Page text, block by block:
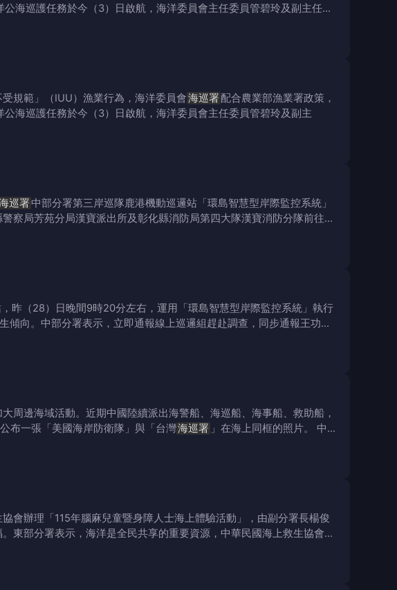
海巡護任務於今（3）日啟航，海洋委員會主任委員管碧玲及副主任委
規範」（IUU）漁業行為，海洋委員會海巡署配合農業部漁業署政策，
海巡護任務於今（3）日啟航，海洋委員會主任委員管碧玲及副主
巡署中部分署第三岸巡隊鹿港機動巡邏站「環島智慧型岸際監控系統」
察局芳苑分局漢寶派出所及彰化縣消防局第四大隊漢寶消防分隊前往尋
昨（28）日晚間9時20分左右，運用「環島智慧型岸際監控系統」執行
向。中部分署表示，立即通報線上巡邏組趕赴調查，同步通報王功安
周邊海域活動。近期中國陸續派出海警船、海巡船、海事船、救助船，
布一張「美國海岸防衛隊」與「台灣海巡署 」在海上同框的照片。 中船
會辦理「115年腦麻兒童暨身障人士海上體驗活動」，由副分署長楊俊
東部分署表示，海洋是全民共享的重要資源，中華民國海上救生協會長